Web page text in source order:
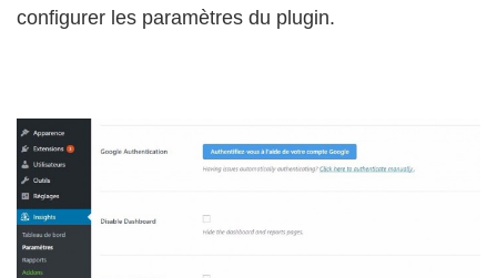
configurer les paramètres du plugin.